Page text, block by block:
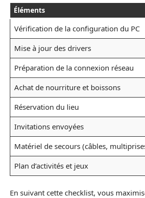
Éléments
Vérification de la configuration du PC
Mise à jour des drivers
Préparation de la connexion réseau
Achat de nourriture et boissons
Réservation du lieu
Invitations envoyées
Matériel de secours (câbles,
Plan d’activités et jeux
En suivant cette checklist, vous